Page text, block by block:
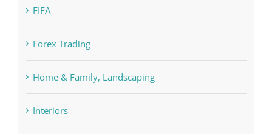
FIFA
Forex Trading
Home & Family, Landscaping
Interiors